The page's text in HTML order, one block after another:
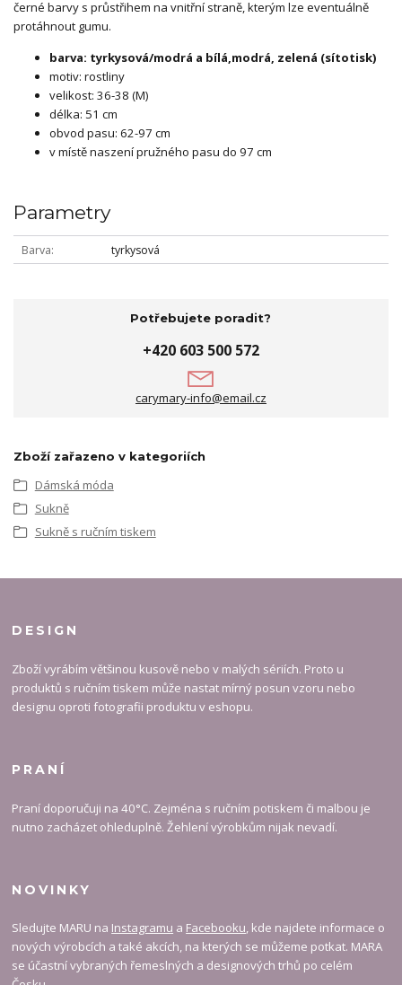
černé barvy s průstřihem na vnitřní straně, kterým lze eventuálně
protáhnout gumu.
barva: tyrkysová/modrá a bílá,modrá, zelená (sítotisk)
motiv: rostliny
velikost: 36-38 (M)
délka: 51 cm
obvod pasu: 62-97 cm
v místě naszení pružného pasu do 97 cm
Parametry
Barva tyrkysová
Potřebujete poradit?
+420 603 500 572
carymary-info@email.cz
Zboží zařazeno v kategoriích
Dámská móda
Sukně
Sukně s ručním tiskem
DESIGN
Zboží vyrábím většinou kusově nebo v malých sériích. Proto u
produktů s ručním tiskem může nastat mírný posun vzoru nebo
designu oproti fotografii produktu v eshopu.
PRANÍ
Praní doporučuji na 40°C. Zejména s ručním potiskem či malbou je
nutno zacházet ohleduplně. Žehlení výrobkům nijak nevadí.
NOVINKY
Sledujte MARU na Instagramu a Facebooku, kde najdete informace o
nových výrobcích a také akcích, na kterých se můžeme potkat. MARA
se účastní vybraných řemeslných a designových trhů po celém